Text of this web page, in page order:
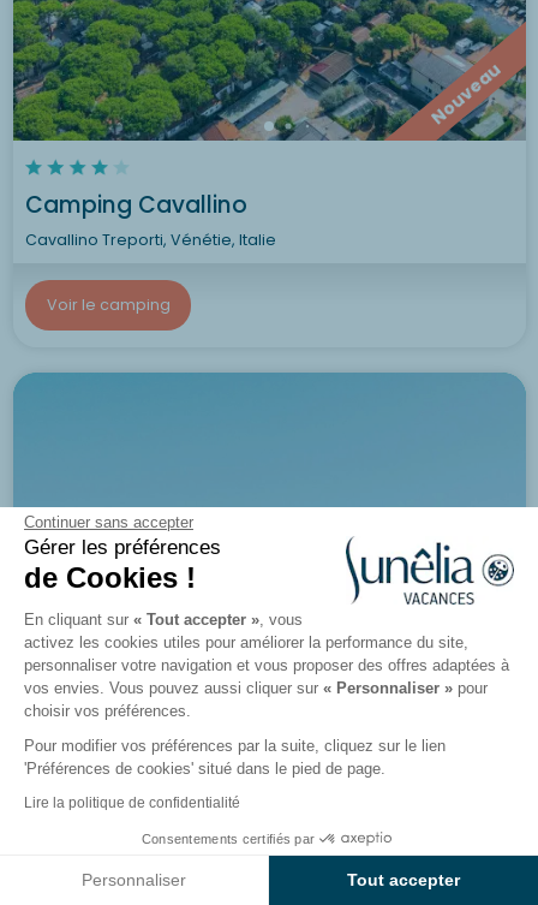
Continuer sans accepter
Gérer les préférences
de Cookies !
En cliquant sur « Tout accepter », vous
activez les cookies utiles pour améliorer la performance du site,
personnaliser votre navigation et vous proposer des offres adaptées à
vos envies. Vous pouvez aussi cliquer sur « Personnaliser » pour
choisir vos préférences.
Pour modifier vos préférences par la suite, cliquez sur le lien
'Préférences de cookies' situé dans le pied de page.
Lire la politique de confidentialité
Consentements certifiés par
Personnaliser Tout accepter
Nouveau
Camping Cavallino
Cavallino Treporti, Vénétie, Italie
Voir le camping
Voir les résultats sur la carte